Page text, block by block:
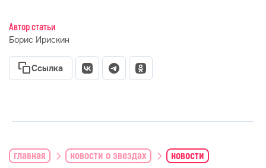
Автор статьи
Борис Ирискин
Ссылка
главная новости о звездах новости